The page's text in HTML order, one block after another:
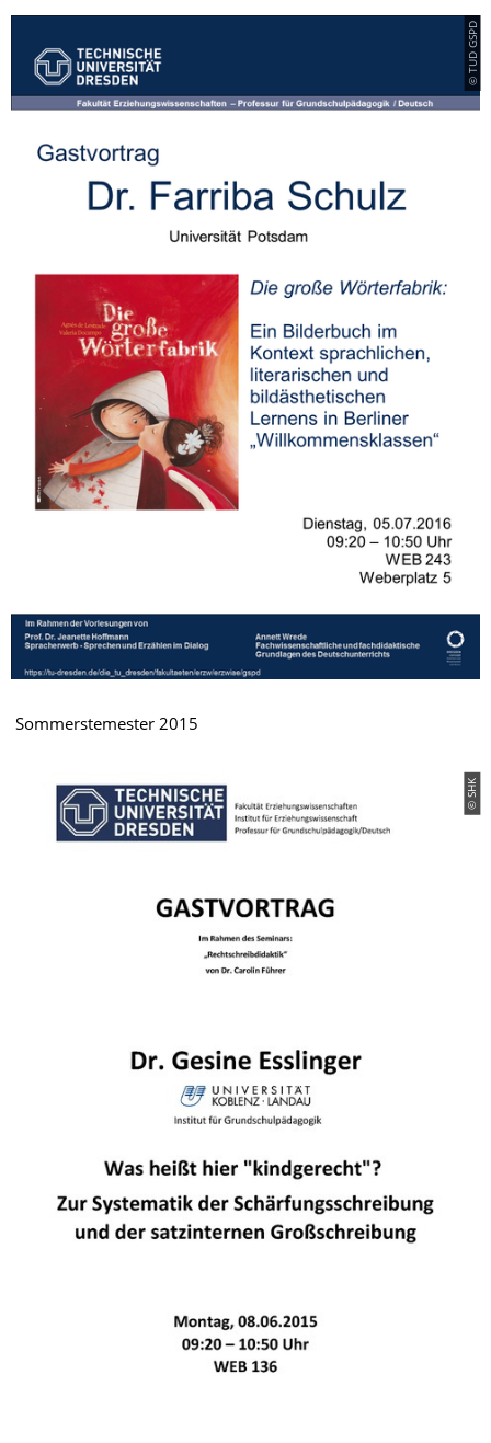
© TUD GSPD
Sommerstemester 2015
© SHK